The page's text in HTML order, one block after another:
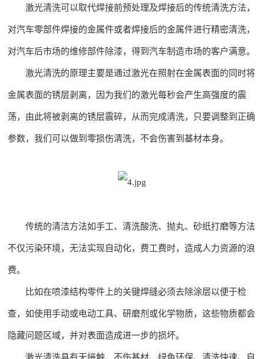
激光清洗可以取代焊接前预处理及焊接后的传统清洗方法，
对汽车零部件焊接的金属件或者焊接后的金属件进行精密清洗，
对汽车后市场的维修部件除漆，得到汽车制造市场的客户满意。
激光清洗的原理主要是通过激光在照射在金属表面的同时将
金属表面的锈层剥离，因为我们的激光每秒会产生高强度的震
荡，由此将被剥离的锈层震碎，从而完成清洗，只要调整到正确
参数，我们可以做到零损伤清洗，不会伤害到基材本身。
传统的清洁方法如手工、清洗酸洗、抛丸、砂纸打磨等方法
不仅污染环境，无法实现自动化，费工费时，造成人力资源的浪
费。
比如在喷漆结构零件上的关键焊缝必须去除涂层以便于检
查，如使用手动或电动工具、研磨剂或化学物质，这些物质都会
隐藏问题区域，并对表面造成进一步的损坏。
激光清洗具有无接触、不伤基材、绿色环保、清洗快速、自